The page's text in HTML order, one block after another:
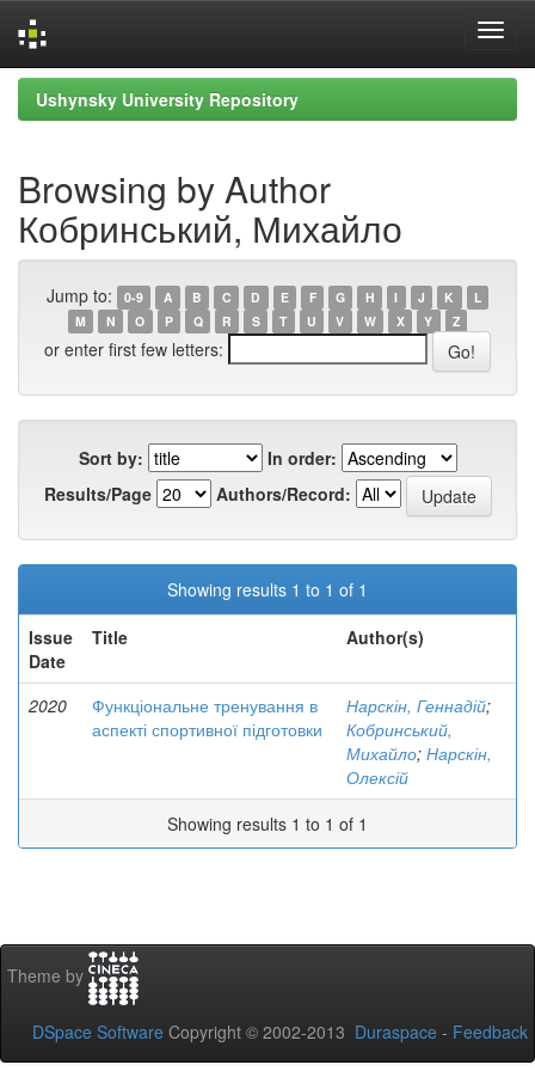
Skip
navigation
Ushynsky University Repository
Browsing by Author
Кобринський, Михайло
Jump to: 0-9 A B C D E F G H I J K
L
M
N O P Q R S T U V W X Y Z
or enter first few letters:
Sort by:
In order:
Results/Page
Authors/Record:
Showing results 1 to 1 of 1
Issue
Date
Title Author(s)
2020
Функціональне тренування в
аспекті спортивної підготовки
Нарскін, Геннадій;
Кобринський,
Михайло; Нарскін,
Олексій
Showing results 1 to 1 of 1
Theme by
DSpace Software Copyright © 2002-2013 Duraspace - Feedback